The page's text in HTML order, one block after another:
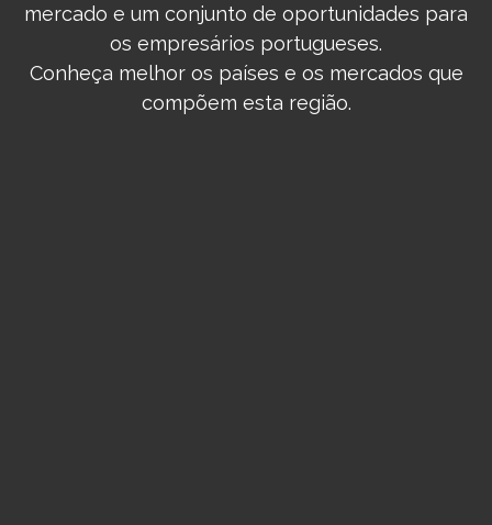
mercado e um conjunto de oportunidades para
os empresários portugueses.
Conheça melhor os países e os mercados que
compõem esta região.